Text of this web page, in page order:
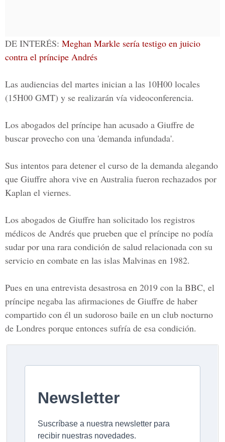
DE INTERÉS: Meghan Markle sería testigo en juicio
contra el príncipe Andrés
Las audiencias del martes inician a las 10H00 locales
(15H00 GMT) y se realizarán vía videoconferencia.
Los abogados del príncipe han acusado a Giuffre de
buscar provecho con una 'demanda infundada'.
Sus intentos para detener el curso de la demanda alegando
que Giuffre ahora vive en Australia fueron rechazados por
Kaplan el viernes.
Los abogados de Giuffre han solicitado los registros
médicos de Andrés que prueben que el príncipe no podía
sudar por una rara condición de salud relacionada con su
servicio en combate en las islas Malvinas en 1982.
Pues en una entrevista desastrosa en 2019 con la BBC, el
príncipe negaba las afirmaciones de Giuffre de haber
compartido con él un sudoroso baile en un club nocturno
de Londres porque entonces sufría de esa condición.